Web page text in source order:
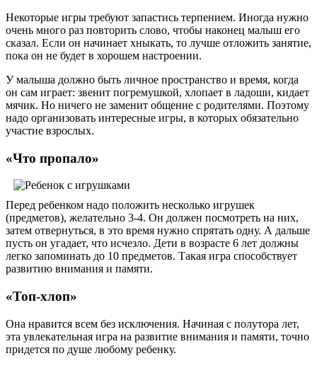
Некоторые игры требуют запастись терпением. Иногда нужно
очень много раз повторить слово, чтобы наконец малыш его
сказал. Если он начинает хныкать, то лучше отложить занятие,
пока он не будет в хорошем настроении.
У малыша должно быть личное пространство и время, когда
он сам играет: звенит погремушкой, хлопает в ладоши, кидает
мячик. Но ничего не заменит общение с родителями. Поэтому
надо организовать интересные игры, в которых обязательно
участие взрослых.
«Что пропало»
Перед ребенком надо положить несколько игрушек
(предметов), желательно 3-4. Он должен посмотреть на них,
затем отвернуться, в это время нужно спрятать одну. А дальше
пусть он угадает, что исчезло. Дети в возрасте 6 лет должны
легко запоминать до 10 предметов. Такая игра способствует
развитию внимания и памяти.
«Топ-хлоп»
Она нравится всем без исключения. Начиная с полутора лет,
эта увлекательная игра на развитие внимания и памяти, точно
придется по душе любому ребенку.